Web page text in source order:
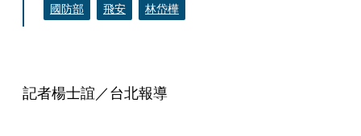
國防部 飛安 林岱樺
記者楊士誼／台北報導